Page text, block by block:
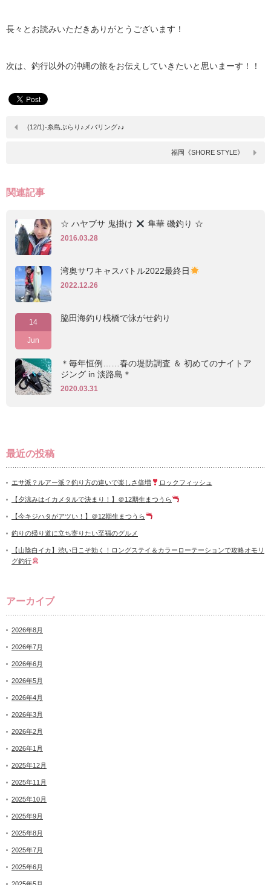
長々とお読みいただきありがとうございます！
次は、釣行以外の沖縄の旅をお伝えしていきたいと思いまーす！！
(12/1)-糸島ぶらり♪メバリング♪♪
福岡《SHORE STYLE》
関連記事
☆ ハヤブサ 鬼掛け 隼華 磯釣り ☆
2016.03.28
湾奥サワキャスバトル2022最終日
2022.12.26
14
Jun
脇田海釣り桟橋で泳がせ釣り
＊毎年恒例……春の堤防調査 ＆ 初めてのナイトア
ジング in 淡路島＊
2020.03.31
最近の投稿
エサ派？ルアー派？釣り方の違いで楽しさ倍増 ロックフィッシュ
【夕涼みはイカメタルで決まり！】＠12期生まつうら
【今キジハタがアツい！】＠12期生まつうら
釣りの帰り道に立ち寄りたい至福のグルメ
【山陰白イカ】渋い日こそ効く！ロングステイ＆カラーローテーションで攻略オモリ
グ釣行
アーカイブ
2026年8月
2026年7月
2026年6月
2026年5月
2026年4月
2026年3月
2026年2月
2026年1月
2025年12月
2025年11月
2025年10月
2025年9月
2025年8月
2025年7月
2025年6月